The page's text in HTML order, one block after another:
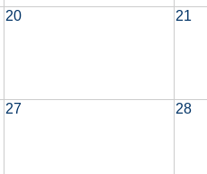
20 21
27 28